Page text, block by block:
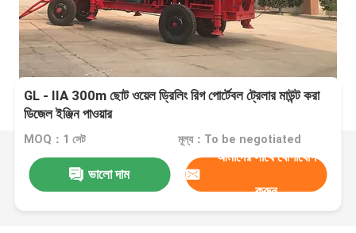
GL - IIA 300m ছোট ওয়েল ড্রিলিং রিগ পোর্টেবল ট্রেলার মাউন্ট করা
ডিজেল ইঞ্জিন পাওয়ার
MOQ：1 সেট মূল্য：To be negotiated
ভালো দাম
আমাদের সাথে যোগাযোগ
করুন